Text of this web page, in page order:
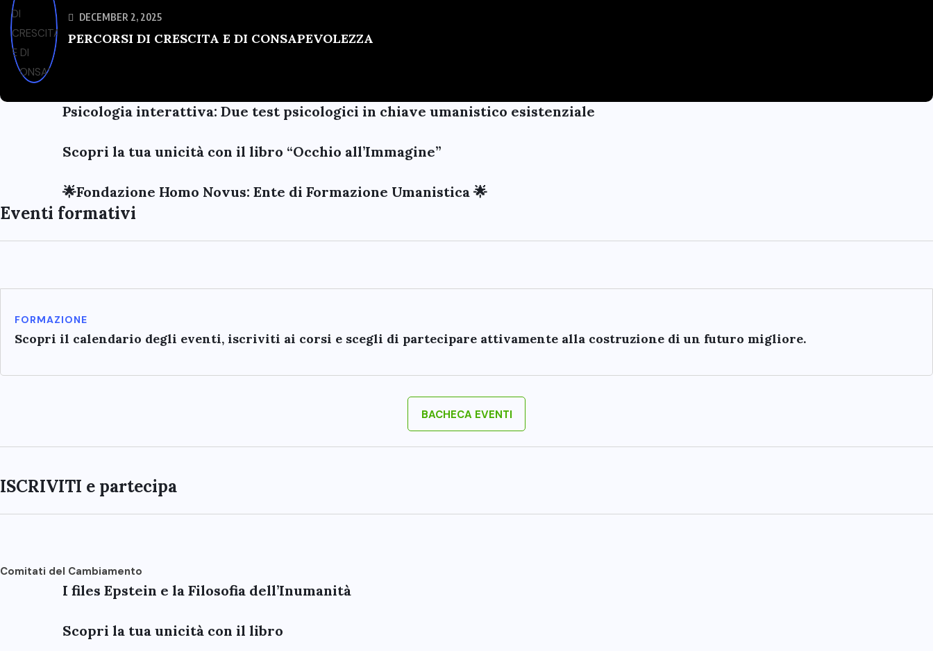
DECEMBER 2, 2025
PERCORSI DI CRESCITA E DI CONSAPEVOLEZZA
Psicologia interattiva: Due test psicologici in chiave umanistico esistenziale
Scopri la tua unicità con il libro “Occhio all’Immagine”
🌟Fondazione Homo Novus: Ente di Formazione Umanistica 🌟
Eventi formativi
FORMAZIONE
Scopri il calendario degli eventi, iscriviti ai corsi e scegli di partecipare attivamente alla costruzione di un futuro migliore.
BACHECA EVENTI
ISCRIVITI e partecipa
Comitati del Cambiamento
I files Epstein e la Filosofia dell’Inumanità
Scopri la tua unicità con il libro